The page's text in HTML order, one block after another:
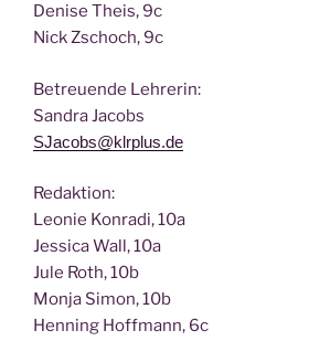
Deni­se Theis, 9c
Nick Zscho­ch, 9c
Betreu­en­de Lehrerin:
San­dra Jacobs
SJacobs@klrplus.de
Redak­ti­on:
Leo­nie Kon­ra­di, 10a
Jes­si­ca Wall, 10a
Jule Roth, 10b
Mon­ja Simon, 10b
Hen­ning Hoff­mann, 6c